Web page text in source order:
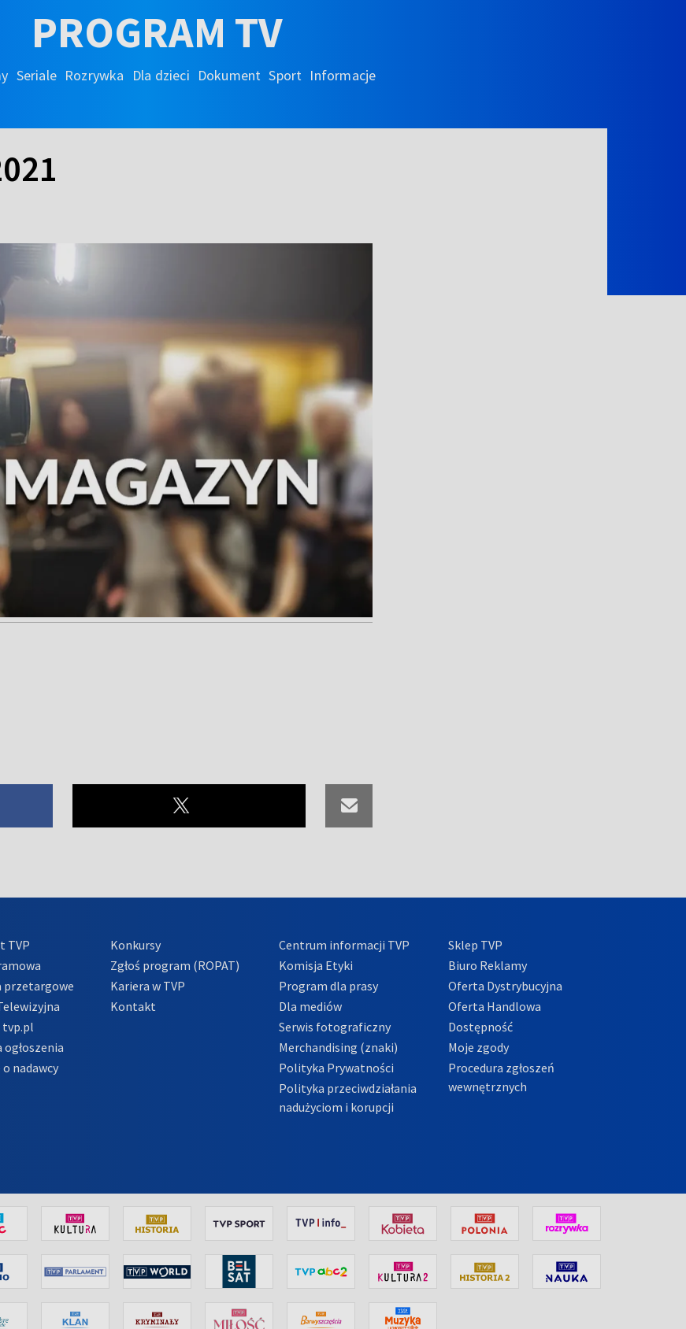
PROGRAM TV
Seriale Rozrywka Dla dzieci Dokument Sport Informacje
TVP
przetargowe
tvp.pl
nadawcy
Konkursy
Zgłoś program (ROPAT)
Kariera w TVP
Kontakt
Centrum informacji TVP
Komisja Etyki
Program dla prasy
Dla mediów
Serwis fotograficzny
Merchandising (znaki)
Polityka Prywatności
Polityka przeciwdziałania
nadużyciom i korupcji
Sklep TVP
Biuro Reklamy
Oferta Dystrybucyjna
Oferta Handlowa
Dostępność
Moje zgody
Procedura zgłoszeń
wewnętrznych